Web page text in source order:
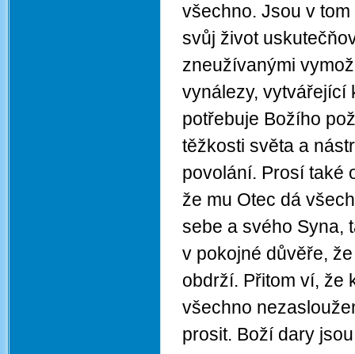
všechno. Jsou v
svůj život
zneužívanými
vynálezy, vytvářející
potřebuje Božího
těžkosti světa a
povolání. Prosí také
že mu Otec dá
sebe a svého Syna,
v pokojné důvěře,
obdrží. Přitom ví, že
všechno
prosit. Boží dary